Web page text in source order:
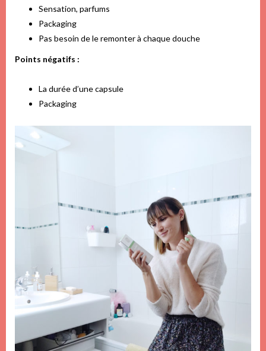
Sensation, parfums
Packaging
Pas besoin de le remonter à chaque douche
Points négatifs :
La durée d’une capsule
Packaging